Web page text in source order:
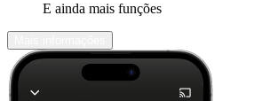
E ainda mais funções